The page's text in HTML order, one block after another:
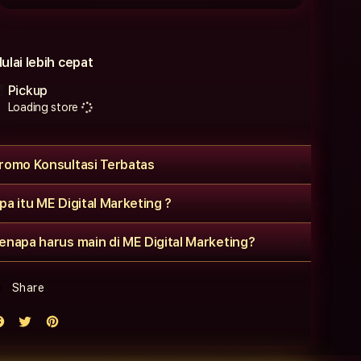
lebih cepat
Pickup
Loading store
Konsultasi Terbatas
itu ME Digital Marketing ?
harus main di ME Digital Marketing?
Share